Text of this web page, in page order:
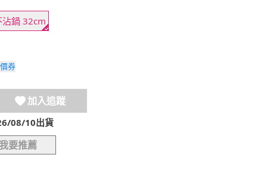
損壞
性更換
部門，
新品，
保固
固
行拆
而損壞
抗拒之
品會
有個人
及無
鍋 32cm
券
加入追蹤
08/10出貨
我要推薦